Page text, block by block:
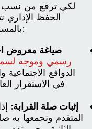
لكي ترفع من نسب
الحفظ
بالمسوغات التالية داخل الخطاب المرفق:
صياغة معروض
رسمي وموجه لسمو
الدوافع الاجتماعية
في الاستقرار
إثبات صلة القرابة:
المتقدم وتجمعها به